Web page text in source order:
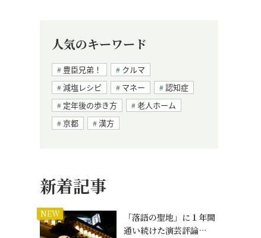
人気のキーワード
豊臣兄弟！
クルマ
減塩レシピ
マネー
認知症
定年後の歩き方
老人ホーム
京都
漢方
新着記事
NEW
「落語の聖地」に１年間
通い続けた演芸評論…